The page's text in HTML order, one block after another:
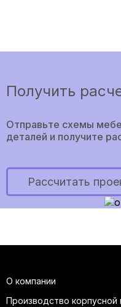
Получить
Отправьте схемы
деталей и получите
Рассчитать
О компании
Производство корпусной